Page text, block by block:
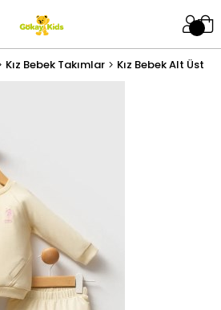
Kız Bebek Takımlar Kız Bebek Alt Üst